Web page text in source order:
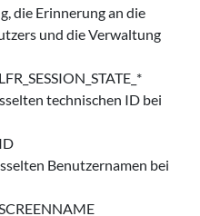
die Erinnerung an die
und die Verwaltung
technischen ID bei
Benutzernamen bei